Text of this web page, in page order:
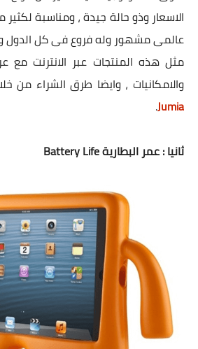
الاسعار وذو حالة جيدة ، ومناسبة
عالمى مشهور وله فروع فى كل الدول
مثل هذه المنتجات عبر الانترنت
والامكانيات ، وايضا طرق الشراء من
Jumia
.
ثانيا : عمر البطارية Battery Life